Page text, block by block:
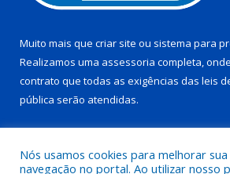
Muito mais que criar site ou sistema para
Realizamos uma assessoria completa,
contrato que todas as exigências das leis
pública serão atendidas.
Nós usamos cookies para melhorar
navegação no portal. Ao utilizar nosso